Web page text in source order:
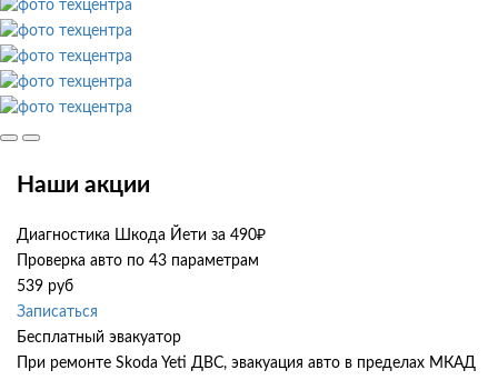
Наши акции
Диагностика Шкода Йети за 490₽
Проверка авто по 43 параметрам
539 руб
Записаться
Бесплатный эвакуатор
При ремонте Skoda Yeti ДВС, эвакуация авто в пределах МКАД